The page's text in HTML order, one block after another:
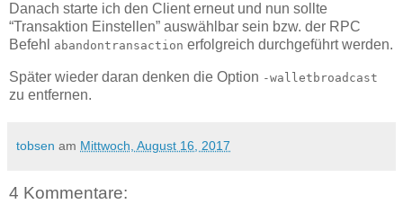
Danach starte ich den Client erneut und nun sollte
“Transaktion Einstellen” auswählbar sein bzw. der RPC
Befehl
abandontransaction erfolgreich durchgeführt werden.
Später wieder daran denken die Option -walletbroadcast
zu entfernen.
tobsen am Mittwoch, August 16, 2017
4 Kommentare: